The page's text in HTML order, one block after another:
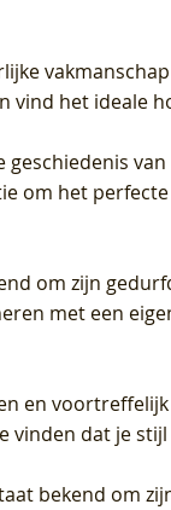
vind het ideale
om het
om zijn
met een
en
vinden dat je
bekend om